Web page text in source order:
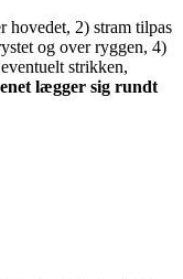
hovedet, 2) stram tilpas
og over ryggen, 4)
strikken,
lægger sig rundt